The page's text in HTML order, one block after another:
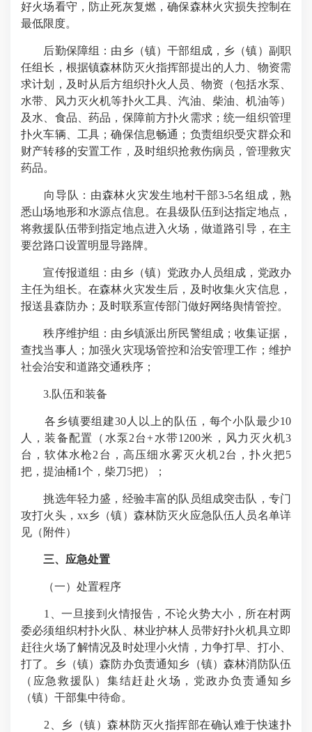
好火场看守，防止死灰复燃，确保森林火灾损失控制在
最低限度。
后勤保障组：由乡（镇）干部组成，乡（镇）副职
任组长，根据镇森林防灭火指挥部提出的人力、物资需
求计划，及时从后方组织扑火人员、物资（包括水泵、
水带、风力灭火机等扑火工具、汽油、柴油、机油等）
及水、食品、药品，保障前方扑火需求；统一组织管理
扑火车辆、工具；确保信息畅通；负责组织受灾群众和
财产转移的安置工作，及时组织抢救伤病员，管理救灾
药品。
向导队：由森林火灾发生地村干部3-5名组成，熟
悉山场地形和水源点信息。在县级队伍到达指定地点，
将救援队伍带到指定地点进入火场，做道路引导，在主
要岔路口设置明显导路牌。
宣传报道组：由乡（镇）党政办人员组成，党政办
主任为组长。在森林火灾发生后，及时收集火灾信息，
报送县森防办；及时联系宣传部门做好网络舆情管控。
秩序维护组：由乡镇派出所民警组成；收集证据，
查找当事人；加强火灾现场管控和治安管理工作；维护
社会治安和道路交通秩序；
3.队伍和装备
各乡镇要组建30人以上的队伍，每个小队最少10
人，装备配置（水泵2台+水带1200米，风力灭火机3
台，软体水枪2台，高压细水雾灭火机2台，扑火把5
把，提油桶1个，柴刀5把）；
挑选年轻力盛，经验丰富的队员组成突击队，专门
攻打火头，xx乡（镇）森林防灭火应急队伍人员名单详
见（附件）
三、应急处置
（一）处置程序
1、一旦接到火情报告，不论火势大小，所在村两
委必须组织村扑火队、林业护林人员带好扑火机具立即
赶往火场了解情况及时处理小火情，力争打早、打小、
打了。乡（镇）森防办负责通知乡（镇）森林消防队伍
（应急救援队）集结赶赴火场，党政办负责通知乡
（镇）干部集中待命。
2、乡（镇）森林防灭火指挥部在确认难于快速扑